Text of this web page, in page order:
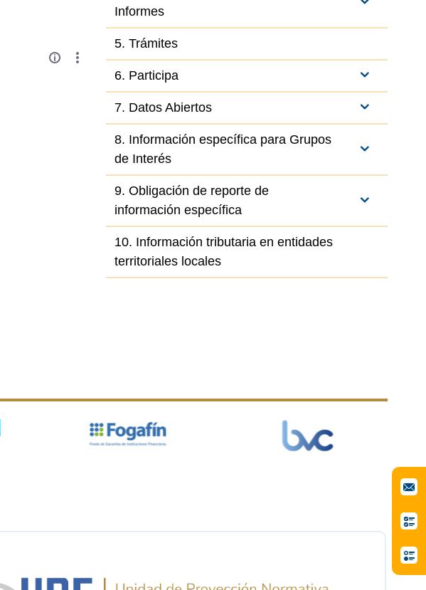
Informes
5. Trámites
6. Participa
7. Datos Abiertos
8. Información específica para Grupos
de Interés
9. Obligación de reporte de
información específica
10. Información tributaria en entidades
territoriales locales